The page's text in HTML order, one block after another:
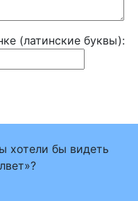
(латинские буквы):
хотели бы видеть